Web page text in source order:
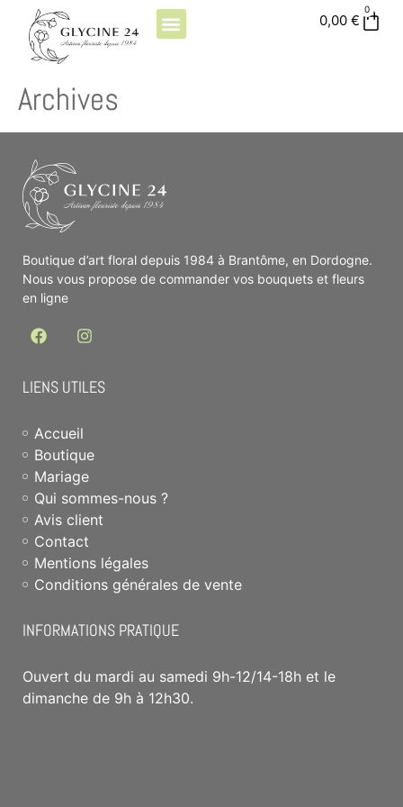
0,00 €
0
Archives
Boutique d’art floral depuis 1984 à Brantôme, en Dordogne.
Nous vous propose de commander vos bouquets et fleurs
en ligne
LIENS UTILES
Accueil
Boutique
Mariage
Qui sommes-nous ?
Avis client
Contact
Mentions légales
Conditions générales de vente
INFORMATIONS PRATIQUE
Ouvert du mardi au samedi 9h-12/14-18h et le
dimanche de 9h à 12h30.